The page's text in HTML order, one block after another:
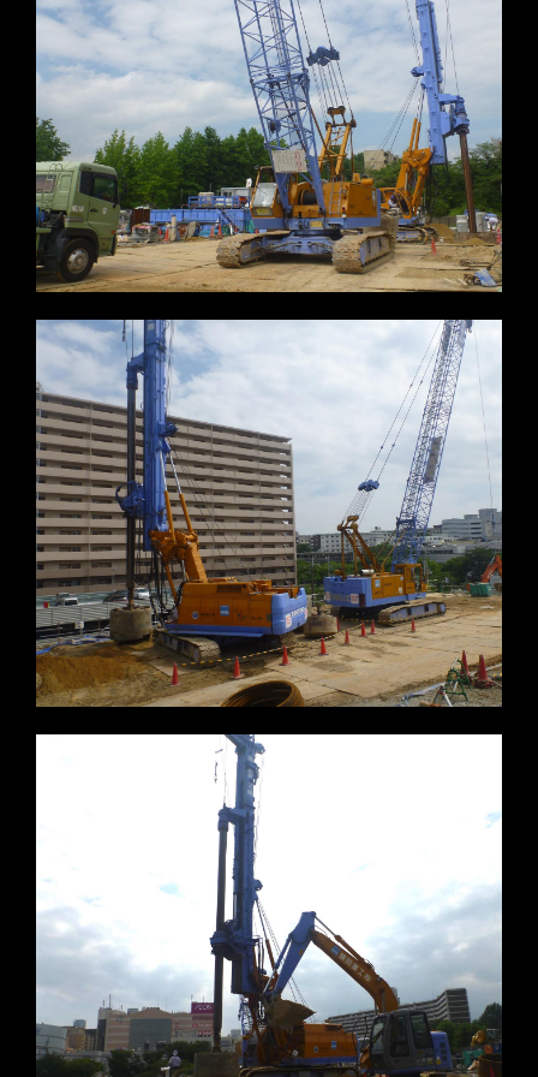
※写真をクリックすると拡大します
※写真をクリックすると拡大します